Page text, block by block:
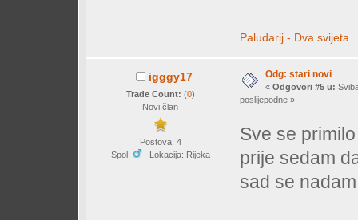
Paludarij - Dva svijeta
igggy17
Trade Count: (0)
Novi član
Postova: 4
Spol:
Lokacija: Rijeka
Odg: stari novi
« Odgovori #5 u:
poslijepodne »
Sve se
prije sedam
sad se